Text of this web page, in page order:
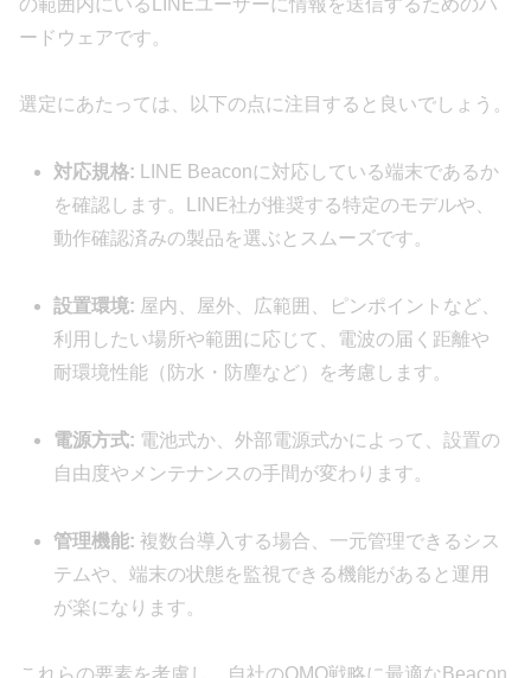
ードウェアです。
選定にあたっては、以下の点に注目すると良いでしょう。
対応規格: LINE Beaconに対応している端末であるか
を確認します。LINE社が推奨する特定のモデルや、
動作確認済みの製品を選ぶとスムーズです。
設置環境: 屋内、屋外、広範囲、ピンポイントなど、
利用したい場所や範囲に応じて、電波の届く距離や
耐環境性能（防水・防塵など）を考慮します。
電源方式: 電池式か、外部電源式かによって、設置の
自由度やメンテナンスの手間が変わります。
管理機能: 複数台導入する場合、一元管理できるシス
テムや、端末の状態を監視できる機能があると運用
が楽になります。